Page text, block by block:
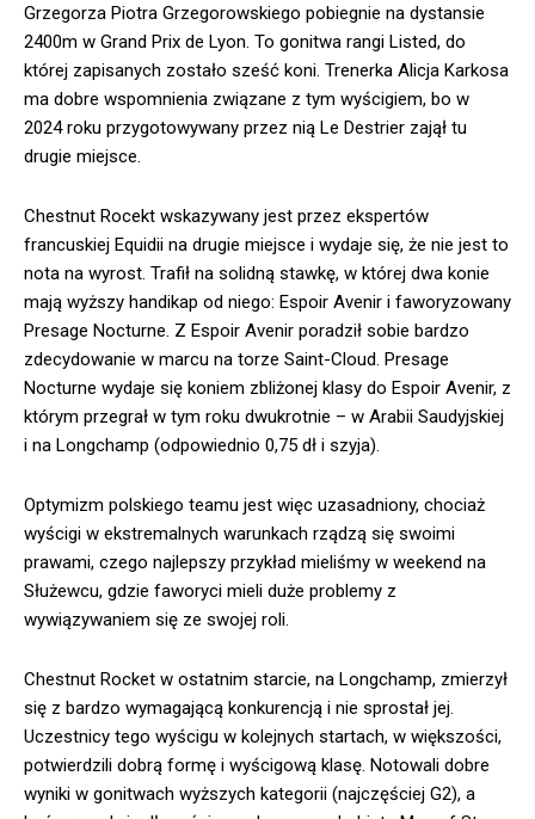
Grzegorza Piotra Grzegorowskiego pobiegnie na dystansie
2400m w Grand Prix de Lyon. To gonitwa rangi Listed, do
której zapisanych zostało sześć koni. Trenerka Alicja Karkosa
ma dobre wspomnienia związane z tym wyścigiem, bo w
2024 roku przygotowywany przez nią Le Destrier zajął tu
drugie miejsce.
Chestnut Rocekt wskazywany jest przez ekspertów
francuskiej Equidii na drugie miejsce i wydaje się, że nie jest to
nota na wyrost. Trafił na solidną stawkę, w której dwa konie
mają wyższy handikap od niego: Espoir Avenir i faworyzowany
Presage Nocturne. Z Espoir Avenir poradził sobie bardzo
zdecydowanie w marcu na torze Saint-Cloud. Presage
Nocturne wydaje się koniem zbliżonej klasy do Espoir Avenir, z
którym przegrał w tym roku dwukrotnie – w Arabii Saudyjskiej
i na Longchamp (odpowiednio 0,75 dł i szyja).
Optymizm polskiego teamu jest więc uzasadniony, chociaż
wyścigi w ekstremalnych warunkach rządzą się swoimi
prawami, czego najlepszy przykład mieliśmy w weekend na
Służewcu, gdzie faworyci mieli duże problemy z
wywiązywaniem się ze swojej roli.
Chestnut Rocket w ostatnim starcie, na Longchamp, zmierzył
się z bardzo wymagającą konkurencją i nie sprostał jej.
Uczestnicy tego wyścigu w kolejnych startach, w większości,
potwierdzili dobrą formę i wyścigową klasę. Notowali dobre
wyniki w gonitwach wyższych kategorii (najczęściej G2), a